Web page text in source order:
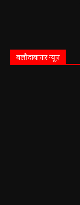
बलौदाबाज़ार न्यूज़